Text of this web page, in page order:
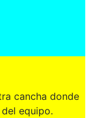
cancha donde
equipo.